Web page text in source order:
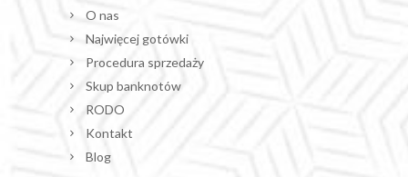
O nas
Najwięcej gotówki
Procedura sprzedaży
Skup banknotów
RODO
Kontakt
Blog